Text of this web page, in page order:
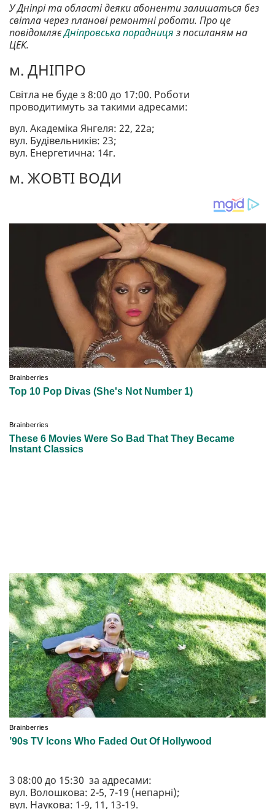
У Дніпрі та області деяки абоненти залишаться без
світла через планові ремонтні роботи. Про це
повідомляєДніпровська порадниця з посиланям на
ЦЕК.
м. ДНІПРО
Світла не буде з 8:00 до 17:00. Роботи
проводитимуть за такими адресами:
вул. Академіка Янгеля: 22, 22а;
вул. Будівельників: 23;
вул. Енергетична: 14г.
м. ЖОВТІ ВОДИ
З 08:00 до 15:30 за адресами:
вул. Волошкова: 2-5, 7-19 (непарні);
вул. Наукова: 1-9, 11, 13-19.